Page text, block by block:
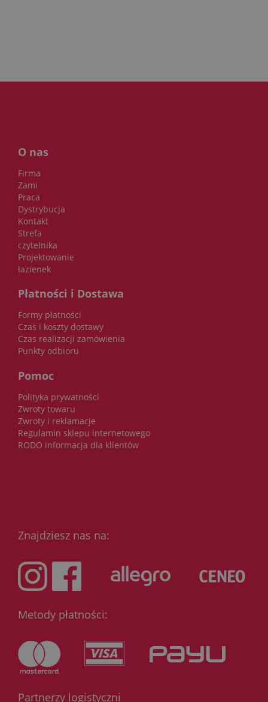
O nas
Firma
Zami
Praca
Dystrybucja
Kontakt
Strefa
czytelnika
Projektowanie
łazienek
Płatności i Dostawa
Formy płatności
Czas i koszty dostawy
Czas realizacji zamówienia
Punkty odbioru
Pomoc
Polityka prywatności
Zwroty towaru
Zwroty i reklamacje
Regulamin sklepu internetowego
RODO informacja dla klientów
Znajdziesz nas na:
Metody płatności:
Partnerzy logistyczni